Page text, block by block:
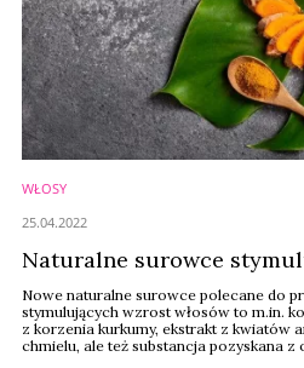
WŁOSY
Naturalne surowce
Nowe naturalne surowce polecane do
stymulujących wzrost włosów to m.in.
z korzenia kurkumy, ekstrakt z kwiatów
chmielu, ale też substancja pozyskana z
25.04.2022